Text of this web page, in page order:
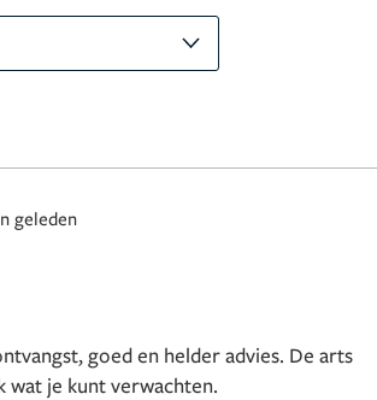
geleden
goed en helder advies. De arts
wat je kunt verwachten.